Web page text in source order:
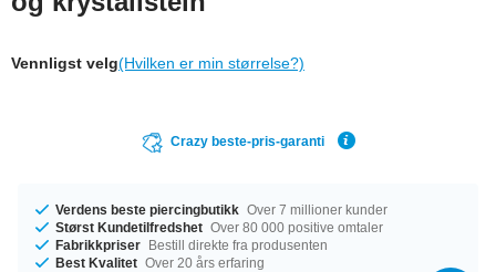
Vennligst velg(Hvilken er min størrelse?)
Crazy beste-pris-garanti
Verdens beste piercingbutikk Over 7 millioner kunder
Størst Kundetilfredshet Over 80 000 positive omtaler
Fabrikkpriser Bestill direkte fra produsenten
Best Kvalitet Over 20 års erfaring